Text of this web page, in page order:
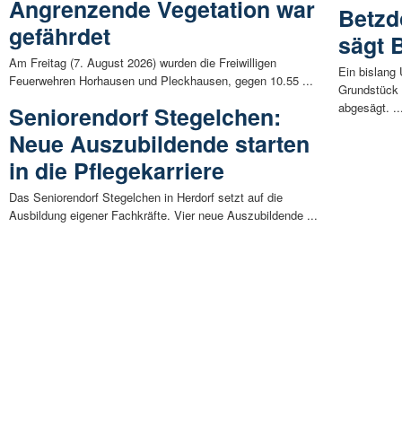
Angrenzende Vegetation war
gefährdet
Am Freitag (7. August 2026) wurden die Freiwilligen
Feuerwehren Horhausen und Pleckhausen, gegen 10.55 ...
Seniorendorf Stegelchen:
Neue Auszubildende starten
in die Pflegekarriere
Das Seniorendorf Stegelchen in Herdorf setzt auf die
Ausbildung eigener Fachkräfte. Vier neue Auszubildende ...
sägt
Ein bislang
abgesägt.